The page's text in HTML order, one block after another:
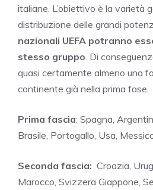
italiane. L’obiettivo è la varietà
distribuzione delle grandi
nazionali UEFA potranno
stesso gruppo . Di
quasi certamente almeno una
continente già nella prima fase.
Prima fascia: Spagna,
Brasile, Portogallo, Usa,
Seconda fascia: Croazia,
Marocco, Svizzera Giappone,